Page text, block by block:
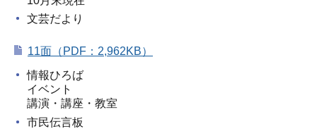
文芸だより
11面（PDF：2,962KB）
情報ひろば
イベント
講演・講座・教室
市民伝言板